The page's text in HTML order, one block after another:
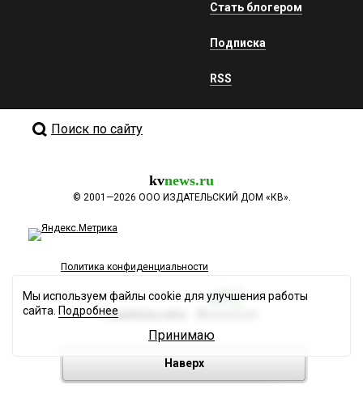
Стать блогером
Подписка
RSS
Поиск по сайту
kvnews.ru
© 2001—2026 ООО ИЗДАТЕЛЬСКИЙ ДОМ «КВ».
Политика конфиденциальности
Разработка сайта
Наверх
Мы используем файлы cookie для улучшения работы
сайта. Подробнее
Принимаю